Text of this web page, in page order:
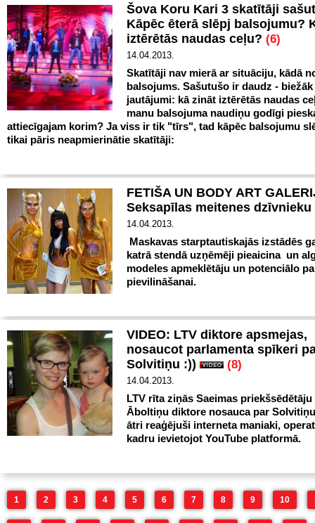
Šova Koru Kari 3 skatītāji
Kāpēc ēterā slēpj balsojumu?
iztērētās naudas ceļu? (6)
14.04.2013.
Skatītāji nav mierā ar situāciju, kādā
balsojums. Sašutušo ir daudz -
jautājumi: kā zināt iztērētās naudas
manu balsojuma naudiņu godīgi
attiecīgajam korim? Ja viss ir tik "tīrs", tad kāpēc balsojumu
tikai pāris neapmierinātie skatītāji:
FETIŠA UN BODY ART
Seksapīlas meitenes
14.04.2013.
Maskavas starptautiskajās izstādēs
katrā stendā uzņēmēji pieaicina un
modeles apmeklētāju un potenciālo
pievilināšanai.
VIDEO: LTV diktore apsmejas,
nosaucot parlamenta spīkeri
Solvitiņu :))
(8)
14.04.2013.
LTV rīta ziņās Saeimas
Āboltiņu diktore nosauca par
ātri reaģējuši interneta maniaki,
kadru ievietojot YouTube platformā.
1 2 3 4 5 6 7 8 9 10